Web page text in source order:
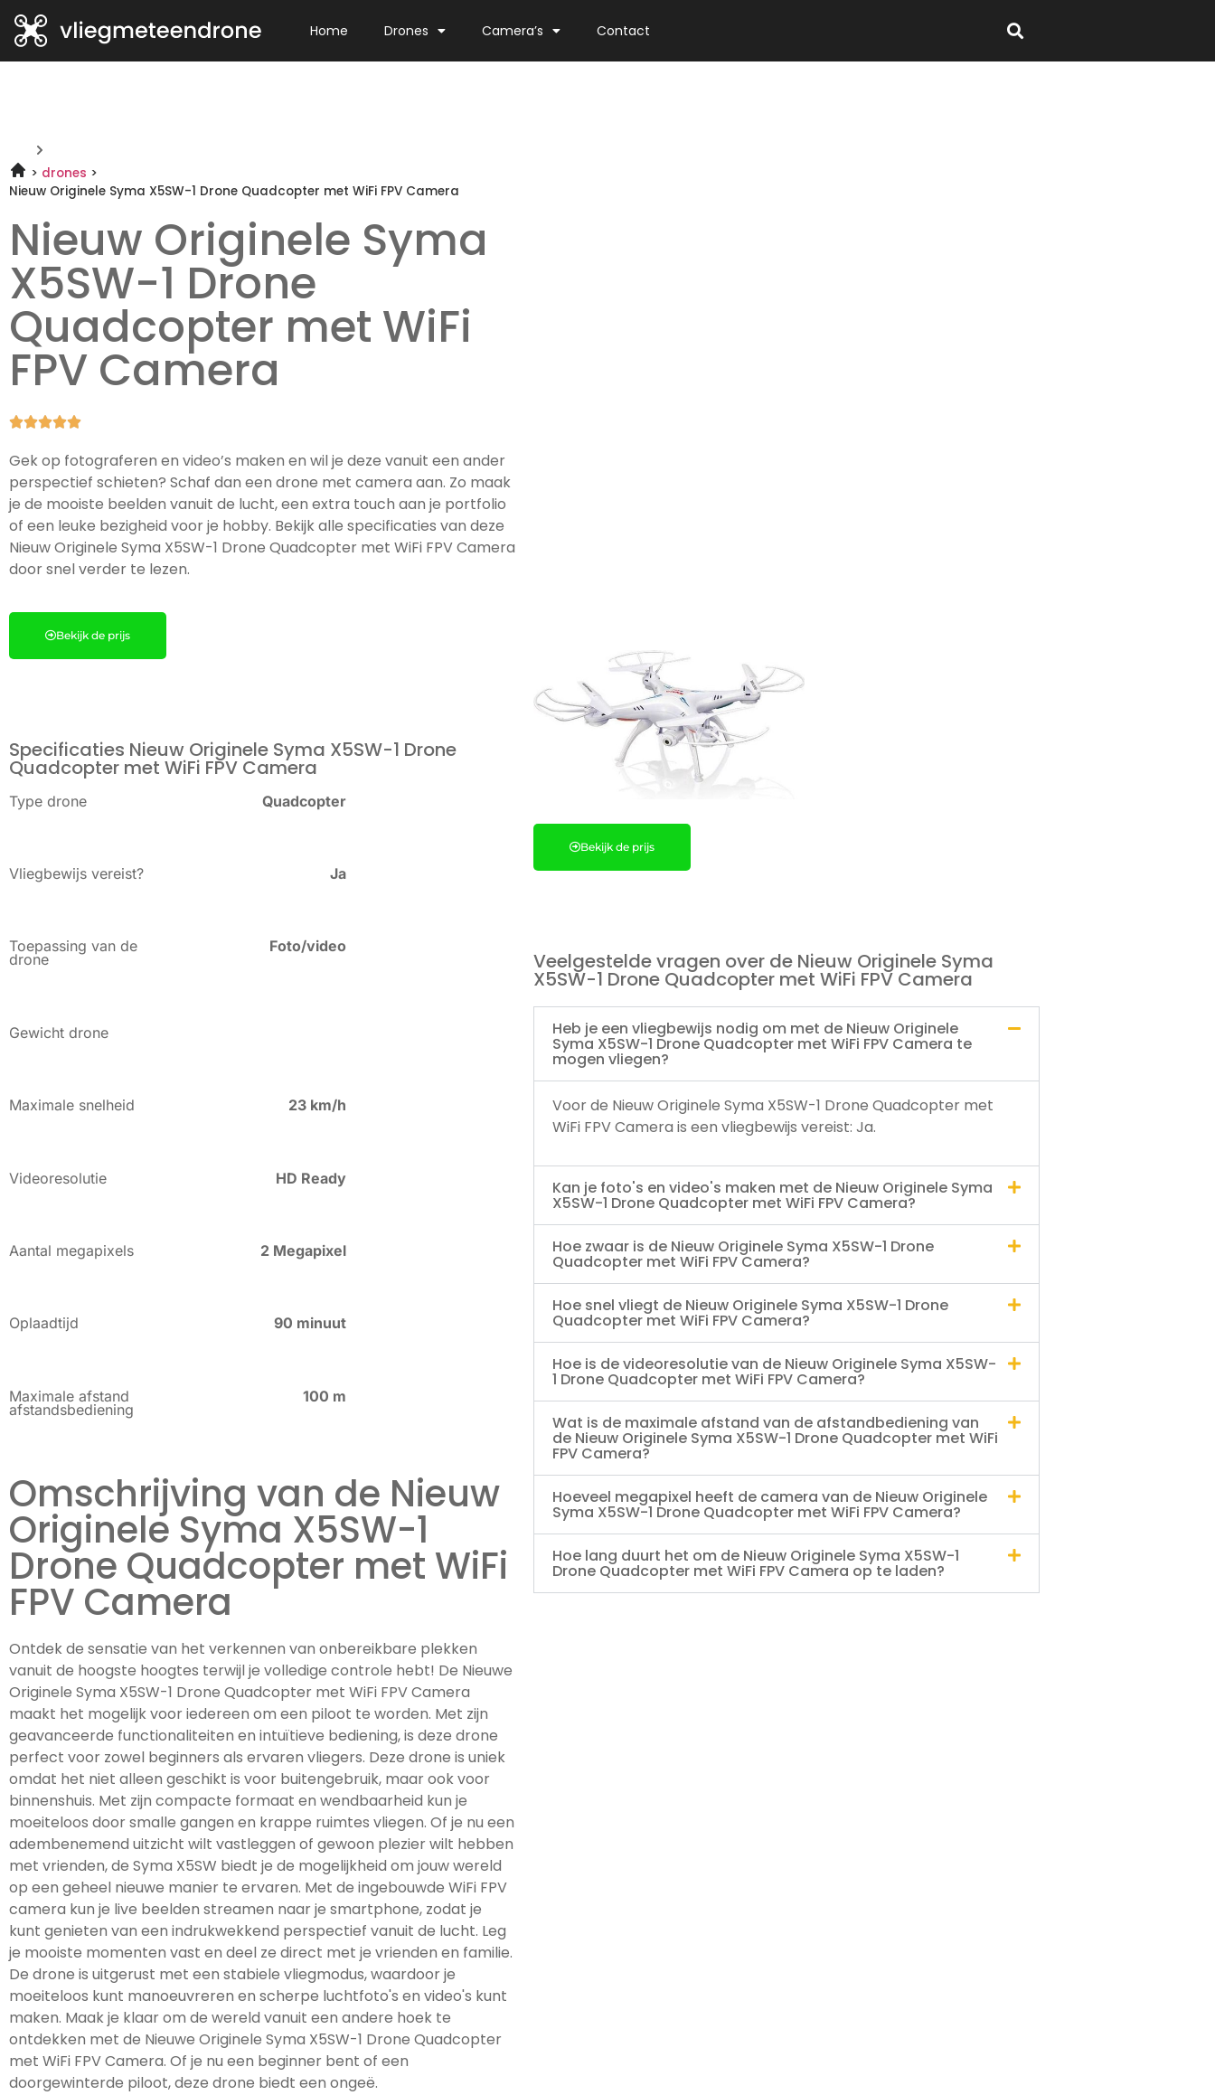
Home Drones Camera’s Contact
drones
Nieuw Originele Syma X5SW-1 Drone Quadcopter met WiFi FPV Camera
Nieuw Originele Syma
X5SW-1 Drone
Quadcopter met WiFi
FPV Camera

Gek op fotograferen en video’s maken en wil je deze vanuit een ander
perspectief schieten? Schaf dan een drone met camera aan. Zo maak
je de mooiste beelden vanuit de lucht, een extra touch aan je portfolio
of een leuke bezigheid voor je hobby. Bekijk alle specificaties van deze
Nieuw Originele Syma X5SW-1 Drone Quadcopter met WiFi FPV Camera
door snel verder te lezen.
Bekijk de prijs
Specificaties Nieuw Originele Syma X5SW-1 Drone
Quadcopter met WiFi FPV Camera
Type drone Quadcopter
Vliegbewijs vereist? Ja
Toepassing van de
drone
Foto/video
Gewicht drone
Maximale snelheid 23 km/h
Videoresolutie HD Ready
Aantal megapixels 2 Megapixel
Oplaadtijd 90 minuut
Maximale afstand
afstandsbediening
100 m
Omschrijving van de Nieuw
Originele Syma X5SW-1
Drone Quadcopter met WiFi
FPV Camera
Ontdek de sensatie van het verkennen van onbereikbare plekken
vanuit de hoogste hoogtes terwijl je volledige controle hebt! De Nieuwe
Originele Syma X5SW-1 Drone Quadcopter met WiFi FPV Camera
maakt het mogelijk voor iedereen om een piloot te worden. Met zijn
geavanceerde functionaliteiten en intuïtieve bediening, is deze drone
perfect voor zowel beginners als ervaren vliegers. Deze drone is uniek
omdat het niet alleen geschikt is voor buitengebruik, maar ook voor
binnenshuis. Met zijn compacte formaat en wendbaarheid kun je
moeiteloos door smalle gangen en krappe ruimtes vliegen. Of je nu een
adembenemend uitzicht wilt vastleggen of gewoon plezier wilt hebben
met vrienden, de Syma X5SW biedt je de mogelijkheid om jouw wereld
op een geheel nieuwe manier te ervaren. Met de ingebouwde WiFi FPV
camera kun je live beelden streamen naar je smartphone, zodat je
kunt genieten van een indrukwekkend perspectief vanuit de lucht. Leg
je mooiste momenten vast en deel ze direct met je vrienden en familie.
De drone is uitgerust met een stabiele vliegmodus, waardoor je
moeiteloos kunt manoeuvreren en scherpe luchtfoto's en video's kunt
maken. Maak je klaar om de wereld vanuit een andere hoek te
ontdekken met de Nieuwe Originele Syma X5SW-1 Drone Quadcopter
met WiFi FPV Camera. Of je nu een beginner bent of een
doorgewinterde piloot, deze drone biedt een ongeë.
Bekijk de prijs
Veelgestelde vragen over de Nieuw Originele Syma
X5SW-1 Drone Quadcopter met WiFi FPV Camera
Heb je een vliegbewijs nodig om met de Nieuw Originele
Syma X5SW-1 Drone Quadcopter met WiFi FPV Camera te
mogen vliegen?
Voor de Nieuw Originele Syma X5SW-1 Drone Quadcopter met
WiFi FPV Camera is een vliegbewijs vereist: Ja.
Kan je foto's en video's maken met de Nieuw Originele Syma
X5SW-1 Drone Quadcopter met WiFi FPV Camera?
Hoe zwaar is de Nieuw Originele Syma X5SW-1 Drone
Quadcopter met WiFi FPV Camera?
Hoe snel vliegt de Nieuw Originele Syma X5SW-1 Drone
Quadcopter met WiFi FPV Camera?
Hoe is de videoresolutie van de Nieuw Originele Syma X5SW-
1 Drone Quadcopter met WiFi FPV Camera?
Wat is de maximale afstand van de afstandbediening van
de Nieuw Originele Syma X5SW-1 Drone Quadcopter met WiFi
FPV Camera?
Hoeveel megapixel heeft de camera van de Nieuw Originele
Syma X5SW-1 Drone Quadcopter met WiFi FPV Camera?
Hoe lang duurt het om de Nieuw Originele Syma X5SW-1
Drone Quadcopter met WiFi FPV Camera op te laden?